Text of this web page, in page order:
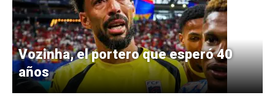
Vozinha, el portero que esperó 40
años